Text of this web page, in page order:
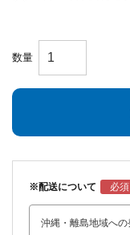
※配送について